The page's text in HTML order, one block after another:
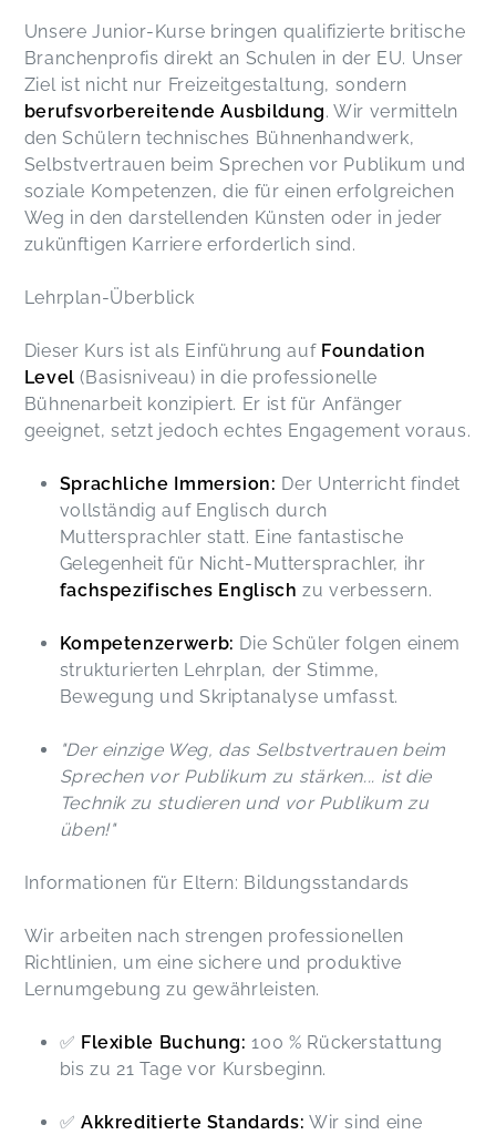
Unsere Junior-Kurse bringen qualifizierte britische
Branchenprofis direkt an Schulen in der EU. Unser
Ziel ist nicht nur Freizeitgestaltung, sondern
berufsvorbereitende Ausbildung. Wir vermitteln
den Schülern technisches Bühnenhandwerk,
Selbstvertrauen beim Sprechen vor Publikum und
soziale Kompetenzen, die für einen erfolgreichen
Weg in den darstellenden Künsten oder in jeder
zukünftigen Karriere erforderlich sind.
Lehrplan-Überblick
Dieser Kurs ist als Einführung auf Foundation
Level (Basisniveau) in die professionelle
Bühnenarbeit konzipiert. Er ist für Anfänger
geeignet, setzt jedoch echtes Engagement voraus.
Sprachliche Immersion: Der Unterricht findet
vollständig auf Englisch durch
Muttersprachler statt. Eine fantastische
Gelegenheit für Nicht-Muttersprachler, ihr
fachspezifisches Englisch zu verbessern.
Kompetenzerwerb: Die Schüler folgen einem
strukturierten Lehrplan, der Stimme,
Bewegung und Skriptanalyse umfasst.
"Der einzige Weg, das Selbstvertrauen beim
Sprechen vor Publikum zu stärken... ist die
Technik zu studieren und vor Publikum zu
üben!"
Informationen für Eltern: Bildungsstandards
Wir arbeiten nach strengen professionellen
Richtlinien, um eine sichere und produktive
Lernumgebung zu gewährleisten.
✅ Flexible Buchung: 100 % Rückerstattung
bis zu 21 Tage vor Kursbeginn.
✅ Akkreditierte Standards: Wir sind eine